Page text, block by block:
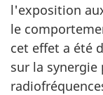
l'exposition
le
cet effet a été
sur la